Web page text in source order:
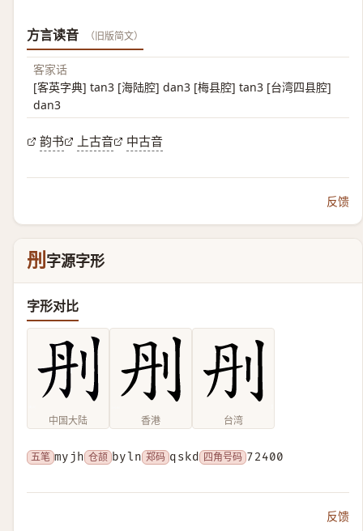
方言读音 （旧版简文）
客家话
[客英字典] tan3 [海陆腔] dan3 [梅县腔] tan3 [台湾四县腔]
dan3
韵书 上古音 中古音
反馈
刐 字源字形
字形对比
中国大陆 香港 台湾
五笔 myjh 仓颉 byln 郑码 qskd 四角号码 72400
反馈